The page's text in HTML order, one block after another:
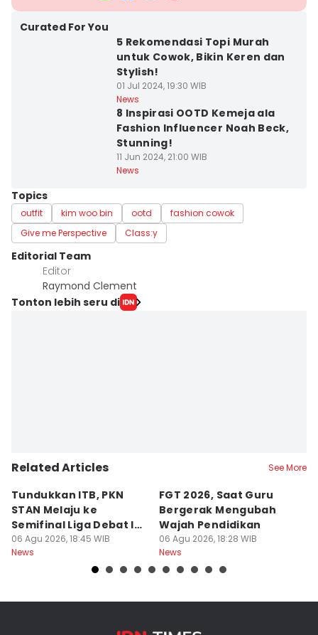
Curated For You
5 Rekomendasi Topi Murah
untuk Cowok, Bikin Keren dan
Stylish!
01 Jul 2024, 19:30 WIB
News
8 Inspirasi OOTD Kemeja ala
Fashion Influencer Noah Beck,
Stunning!
11 Jun 2024, 21:00 WIB
News
Topics
outfit kim woo bin ootd
fashion cowok
Give me Perspective
Class:y
Editorial Team
Editor
Raymond Clement
Tonton lebih seru di
Related Articles See More
Tundukkan ITB, PKN
STAN Melaju ke
Semifinal Liga Debat IDN
Times 2026
06 Agu 2026, 18:45 WIB
News
FGT 2026, Saat Guru
Bergerak Mengubah
Wajah Pendidikan
06 Agu 2026, 18:28 WIB
News